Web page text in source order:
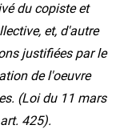
du copiste et
et, d'autre
justifiées par le
de l'oeuvre
(Loi du 11 mars
425).